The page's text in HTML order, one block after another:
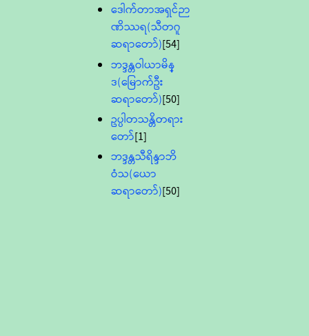
ဒေါက်တာအရှင်ဉာ
ဏိဿရ(သီတဂူ
ဆရာတော်)[54]
ဘဒ္ဒန္တဝါယာမိန္
ဒ(မြောက်ဦး
ဆရာတော်)[50]
ဥပ္ပါတသန္တိတရား
တော်[1]
ဘဒ္ဒန္တသီရိန္ဒာဘိ
ဝံသ(ယော
ဆရာတော်)[50]